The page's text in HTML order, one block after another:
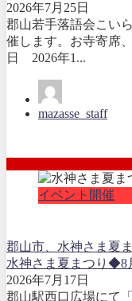
2026年7月25日
郡山若手落語会こい
催します。お寺寄席
日 2026年1...
mazasse_staff
イベント開催
郡山市、水神さま夏
水神さま夏まつり◆8
2026年7月17日
郡山駅西口広場にて